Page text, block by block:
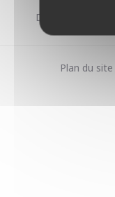
Du lundi au
Plan du site